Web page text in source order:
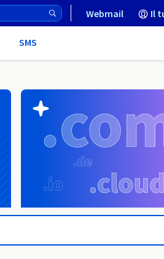
Webmail Il
SMS